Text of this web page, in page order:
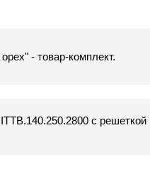
- товар-комплект.
с решеткой